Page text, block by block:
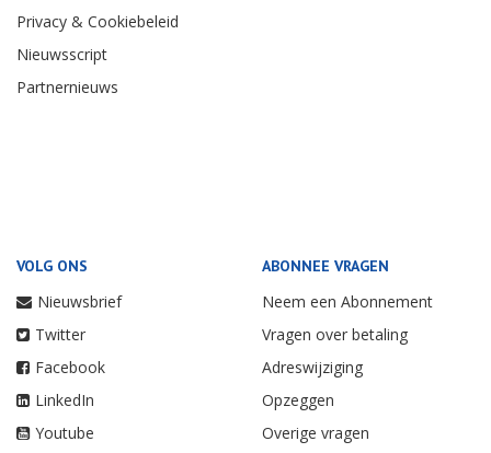
Privacy & Cookiebeleid
Nieuwsscript
Partnernieuws
VOLG ONS
Nieuwsbrief
Twitter
Facebook
LinkedIn
Youtube
ABONNEE VRAGEN
Neem een Abonnement
Vragen over betaling
Adreswijziging
Opzeggen
Overige vragen